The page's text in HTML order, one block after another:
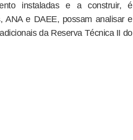
instaladas e a construir, é
ANA e DAEE, possam analisar e
da Reserva Técnica II do